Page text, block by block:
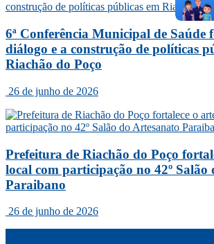
6ª Conferência Municipal de Saúde
diálogo e a construção de políticas
Riachão do Poço
26 de junho de 2026
Prefeitura de Riachão do Poço
local com participação no 42º Salão
Paraibano
26 de junho de 2026